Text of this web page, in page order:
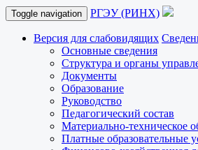
Toggle navigation РГЭУ (РИНХ)
Версия для слабовидящих
Основные сведения
Структура и органы
Документы
Образование
Руководство
Педагогический состав
Материально-техническое
Платные образовательные